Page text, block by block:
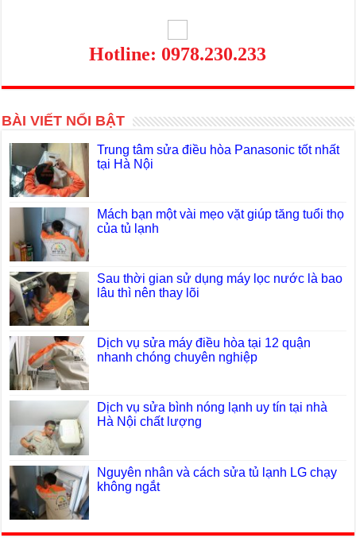
Hotline: 0978.230.233
BÀI VIẾT NỔI BẬT
Trung tâm sửa điều hòa Panasonic tốt nhất
tại Hà Nội
Mách bạn một vài mẹo vặt giúp tăng tuổi thọ
của tủ lạnh
Sau thời gian sử dụng máy lọc nước là bao
lâu thì nên thay lõi
Dịch vụ sửa máy điều hòa tại 12 quận
nhanh chóng chuyên nghiệp
Dịch vụ sửa bình nóng lạnh uy tín tại nhà
Hà Nội chất lượng
Nguyên nhân và cách sửa tủ lạnh LG chạy
không ngắt